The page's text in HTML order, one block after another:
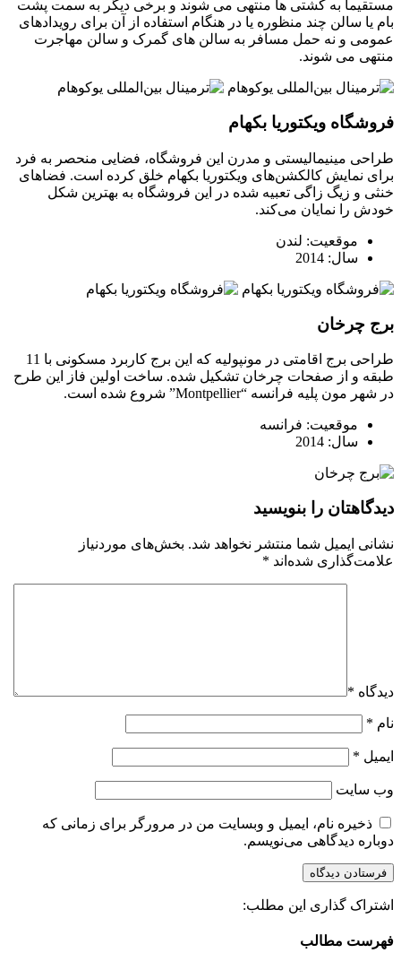
مستقیماً به کشتی ها منتهی می شوند و برخی دیگر به سمت پشت
بام یا سالن چند منظوره یا در هنگام استفاده از آن برای رویدادهای
عمومی و نه حمل مسافر به سالن های گمرک و سالن مهاجرت
منتهی می شوند.
فروشگاه ویکتوریا بکهام
طراحی مینیمالیستی و مدرن این فروشگاه، فضایی منحصر به فرد
برای نمایش کالکشن‌های ویکتوریا بکهام خلق کرده است. فضاهای
خنثی و زیگ زاگی تعبیه شده در این فروشگاه به بهترین شکل
خودش را نمایان می‌کند.
موقعیت: لندن
سال: 2014
برج چرخان
طراحی برج اقامتی در مونپولیه که این برج کاربرد مسکونی با 11
طبقه و از صفحات چرخان تشکیل شده. ساخت اولین فاز این طرح
در شهر مون پلیه فرانسه “Montpellier” شروع شده است.
موقعیت: فرانسه
سال: 2014
دیدگاهتان را بنویسید
نشانی ایمیل شما منتشر نخواهد شد. بخش‌های موردنیاز
علامت‌گذاری شده‌اند *
دیدگاه *
نام *
ایمیل *
وب‌ سایت
ذخیره نام، ایمیل و وبسایت من در مرورگر برای زمانی که
دوباره دیدگاهی می‌نویسم.
اشتراک گذاری این مطلب:
فهرست مطالب